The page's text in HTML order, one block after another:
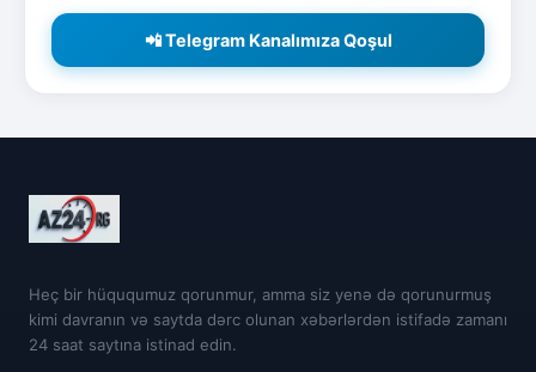
📲 Telegram Kanalımıza Qoşul
Heç bir hüququmuz qorunmur, amma siz yenə də qorunurmuş
kimi davranın və saytda dərc olunan xəbərlərdən istifadə zamanı
24 saat saytına istinad edin.